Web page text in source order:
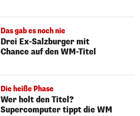
Das gab es noch nie
Drei Ex-Salzburger mit
Chance auf den WM-Titel
Die heiße Phase
Wer holt den Titel?
Supercomputer tippt die WM